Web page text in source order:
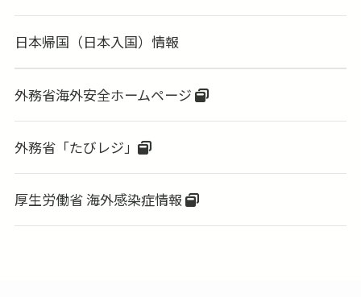
日本帰国（日本入国）情報
外務省海外安全ホームページ
外務省「たびレジ」
厚生労働省 海外感染症情報